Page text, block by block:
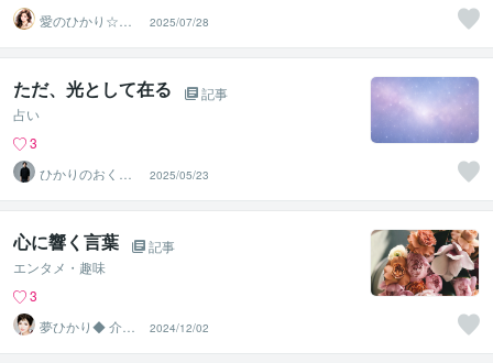
愛のひかり☆ヒ
ーラー
2025/07/28
ただ、光として在る
記事
占い
3
ひかりのおくり
て〜SinMa〜
2025/05/23
心に響く言葉
記事
エンタメ・趣味
3
夢ひかり◆ 介護
相談 お話リフ
レッシュ
2024/12/02